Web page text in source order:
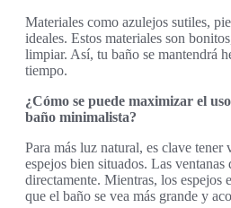
Materiales como azulejos sutiles,
ideales. Estos materiales son
limpiar. Así, tu baño se mantendrá
tiempo.
¿Cómo se puede maximizar el
baño minimalista?
Para más luz natural, es clave tener
espejos bien situados. Las
directamente. Mientras, los espejos
que el baño se vea más grande y